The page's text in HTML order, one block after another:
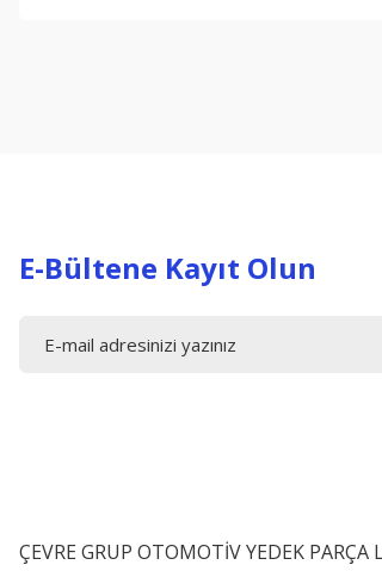
E-Bültene Kayıt Olun
ÇEVRE GRUP OTOMOTİV YEDEK PARÇA